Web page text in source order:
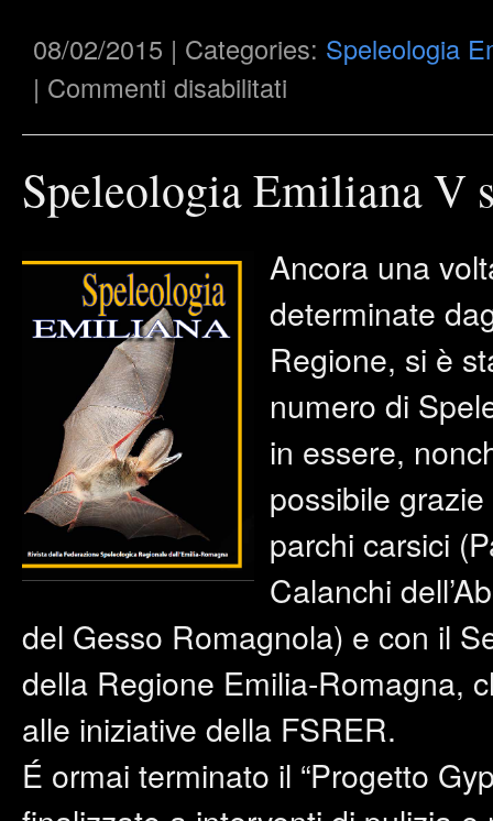
08/02/2015 | Categories: Speleologia
| Commenti disabilitati
5
–
Speleologia Emiliana V
Ancora una
determinate
Regione, si è
numero di
in essere,
possibile
parchi carsici
Calanchi
del Gesso Romagnola) e con il
della Regione Emilia-Romagna,
alle iniziative della FSRER.
É ormai terminato il “Progetto